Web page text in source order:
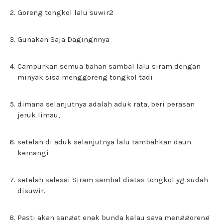
Goreng tongkol lalu suwir2
Gunakan Saja Dagingnnya
Campurkan semua bahan sambal lalu siram dengan
minyak sisa menggoreng tongkol tadi
dimana selanjutnya adalah aduk rata, beri perasan
jeruk limau,
setelah di aduk selanjutnya lalu tambahkan daun
kemangi
setelah selesai Siram sambal diatas tongkol yg sudah
disuwir.
Pasti akan sangat enak bunda kalau saya menggoreng